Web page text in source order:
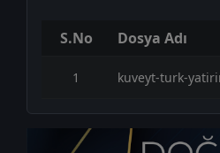
S.No Dosya Adı
1 kuveyt-turk-